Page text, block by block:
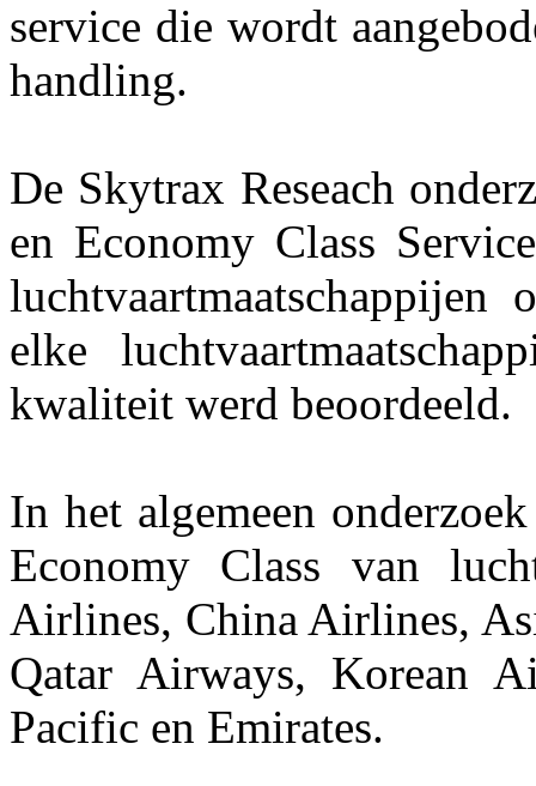
service die wordt
handling.
De Skytrax Reseach
en Economy Class
elke
kwaliteit werd beoordeeld.
In het algemeen
Economy Class van
Airlines, China Airlines,
Qatar Airways, Korean
Pacific en Emirates.